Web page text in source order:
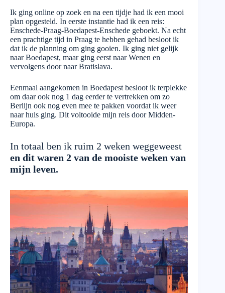
Ik ging online op zoek en na een tijdje had ik een mooi
plan opgesteld. In eerste instantie had ik een reis:
Enschede-Praag-Boedapest-Enschede geboekt. Na echt
een prachtige tijd in Praag te hebben gehad besloot ik
dat ik de planning om ging gooien. Ik ging niet gelijk
naar Boedapest, maar ging eerst naar Wenen en
vervolgens door naar Bratislava.
Eenmaal aangekomen in Boedapest besloot ik terplekke
om daar ook nog 1 dag eerder te vertrekken om zo
Berlijn ook nog even mee te pakken voordat ik weer
naar huis ging. Dit voltooide mijn reis door Midden-
Europa.
In totaal ben ik ruim 2 weken weggeweest
en dit waren 2 van de mooiste weken van
mijn leven.